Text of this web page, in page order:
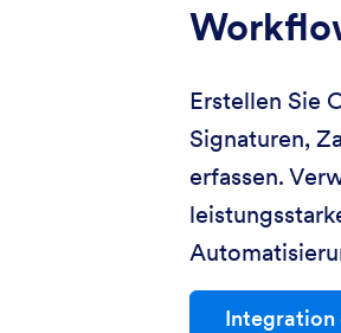
Erstellen Sie
Signaturen,
erfassen.
Integration